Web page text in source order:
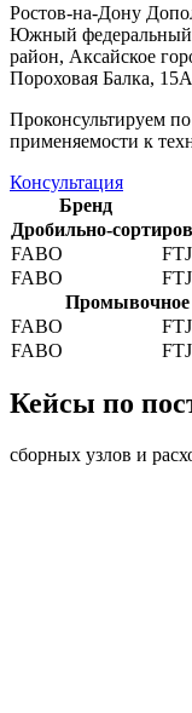
Ростов-на-Дону
Южный федеральный
район, Аксайское
Пороховая Балка, 15А
Проконсультируем по
применяемости к
Консультация
Бренд
Дробильно-
FABO
FABO
Промывочное
FABO
FABO
Кейсы по
сборных узлов и